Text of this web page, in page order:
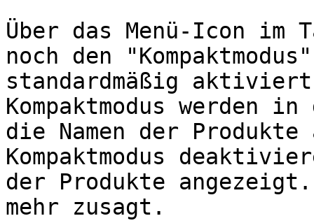
Über das Menü-Icon im
noch den
standardmäßig
Kompaktmodus werden
die Namen der
Kompaktmodus
der Produkte
mehr zusagt.